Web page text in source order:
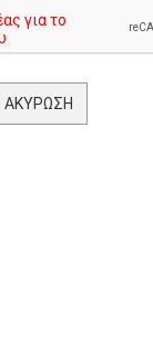
ΑΚΎΡΩΣΗ